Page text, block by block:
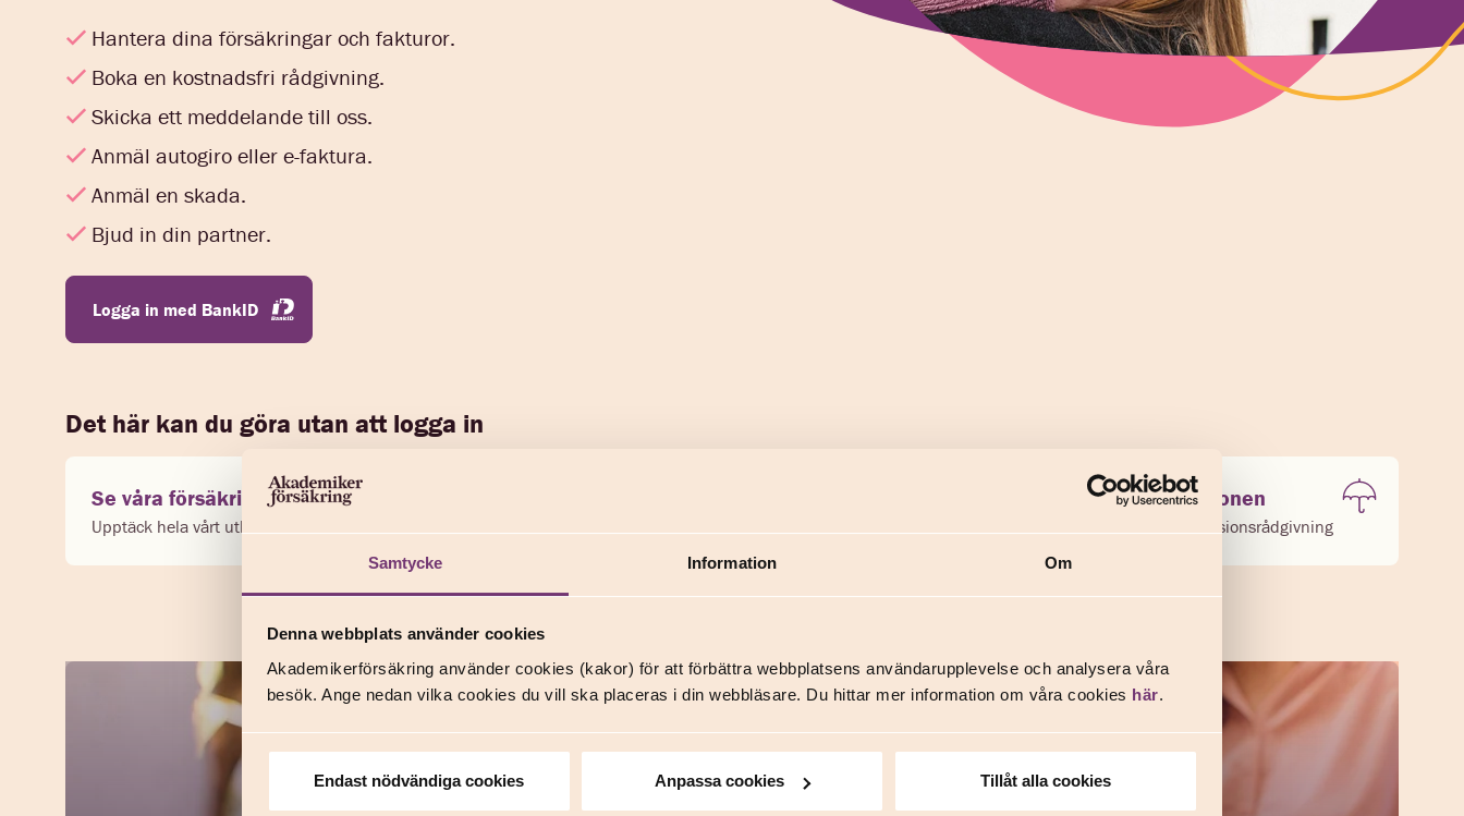
Samtycke Information Om
Denna webbplats använder cookies
Akademikerförsäkring använder cookies (kakor) för att förbättra webbplatsens användarupplevelse och analysera våra
besök. Ange nedan vilka cookies du vill ska placeras i din webbläsare. Du hittar mer information om våra cookies här.
Endast nödvändiga cookies Anpassa cookies Tillåt alla cookies
Hantera dina försäkringar och fakturor.
Boka en kostnadsfri rådgivning.
Skicka ett meddelande till oss.
Anmäl autogiro eller e-faktura.
Anmäl en skada.
Bjud in din partner.
Logga in med BankID
Det här kan du göra utan att logga in
Se våra försäkringar
Upptäck hela vårt utbud
Ordna pensionen
Boka gratis pensionsrådgivning